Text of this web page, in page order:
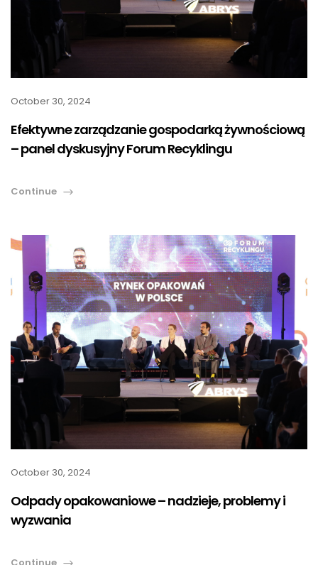
October 30, 2024
Efektywne zarządzanie gospodarką żywnościową
– panel dyskusyjny Forum Recyklingu
Continue
October 30, 2024
Odpady opakowaniowe – nadzieje, problemy i
wyzwania